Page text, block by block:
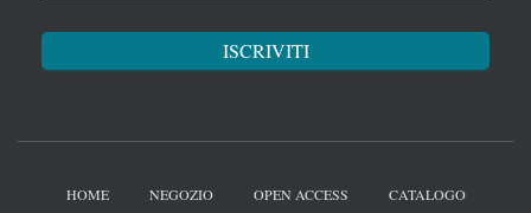
HOME NEGOZIO OPEN ACCESS CATALOGO